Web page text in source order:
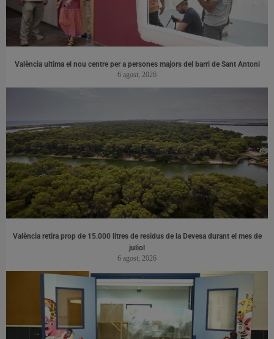
València ultima el nou centre per a persones majors del barri de Sant Antoni
6 agost, 2026
València retira prop de 15.000 litres de residus de la Devesa durant el mes de
juliol
6 agost, 2026